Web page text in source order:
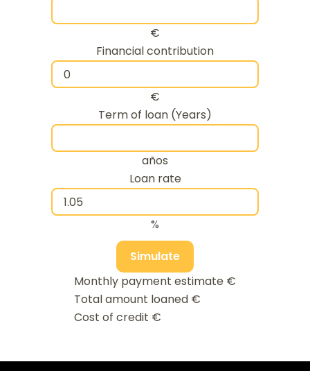
€
Financial contribution
€
Term of loan (Years)
años
Loan rate
%
Simulate
Monthly payment estimate €
Total amount loaned €
Cost of credit €